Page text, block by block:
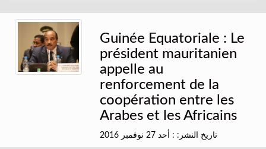
Guinée Equatoriale : Le
président mauritanien
appelle au
renforcement de la
coopération entre les
Arabes et les Africains
تاريخ النشر: : أحد 27 نوفمبر 2016